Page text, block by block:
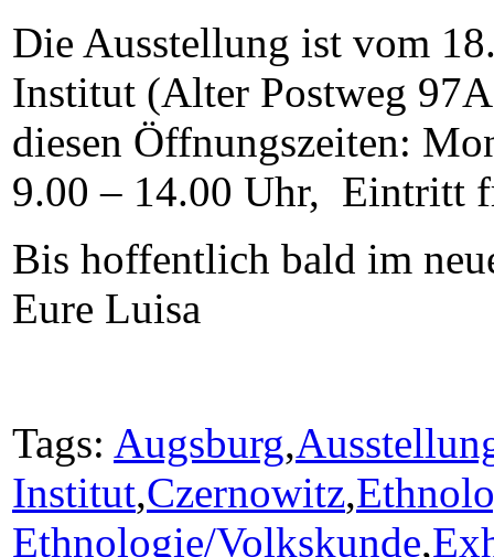
Die Ausstellung ist vom
Institut (Alter Postweg
diesen Öffnungszeiten:
9.00 – 14.00 Uhr, Eintritt
Bis hoffentlich bald im
Eure Luisa
Tags: Augsburg,
Institut,Czernowitz,
Ethnologie/Volkskunde,